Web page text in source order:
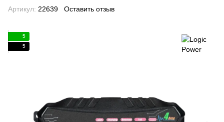
Артикул: 22639 Оставить отзыв
5
5